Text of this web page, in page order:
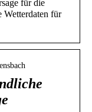
für die
Wetterdaten für